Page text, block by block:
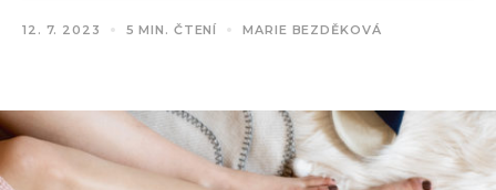
12. 7. 2023 5 MIN. ČTENÍ MARIE BEZDĚKOVÁ